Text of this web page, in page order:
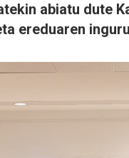
abiatu dute
ereduaren